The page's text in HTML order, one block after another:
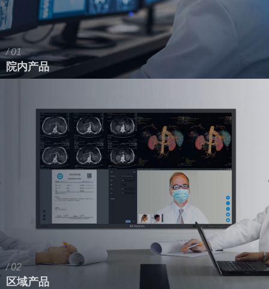
/ 01
院内产品
/ 02
区域产品